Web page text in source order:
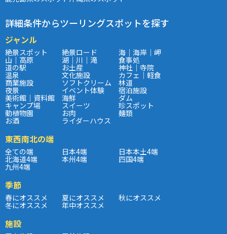
詳細条件からツーリングスポットを探す
ジャンル
絶景スポット 絶景ロード 海｜海岸｜岬
山｜高原 湖｜川｜滝 食事処
道の駅 お土産 神社｜寺院
温泉 文化施設 カフェ｜軽食
商業施設 ソフトクリーム 林道
夜景 イベント体験 宿泊施設
美術館｜資料館 海鮮 ダム
キャンプ場 スイーツ 珍スポット
動植物園 お肉 麺類
お酒 ライダーハウス
東西南北の端
全ての端 日本4端 日本本土4端
北海道4端 本州4端 四国4端
九州4端
季節
春にオススメ 夏にオススメ 秋にオススメ
冬にオススメ 年中オススメ
施設